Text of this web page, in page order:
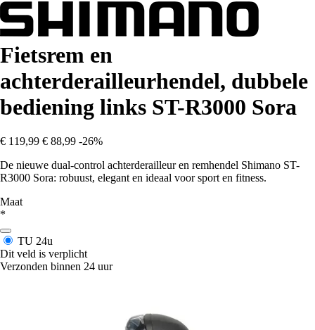
Fietsrem en
achterderailleurhendel, dubbele
bediening links ST-R3000 Sora
€ 119,99 € 88,99 -26%
De nieuwe dual-control achterderailleur en remhendel Shimano ST-
R3000 Sora: robuust, elegant en ideaal voor sport en fitness.
Maat
*
TU 24u
Dit veld is verplicht
Verzonden binnen 24 uur